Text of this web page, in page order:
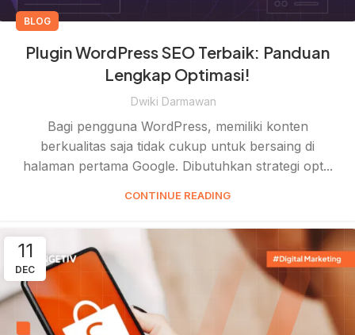
BLOG
Plugin WordPress SEO Terbaik: Panduan
Lengkap Optimasi!
Dwiki Darmawan
Bagi pengguna WordPress, memiliki konten
berkualitas saja tidak cukup untuk bersaing di
halaman pertama Google. Dibutuhkan strategi opt...
CONTINUE READING
11
DEC